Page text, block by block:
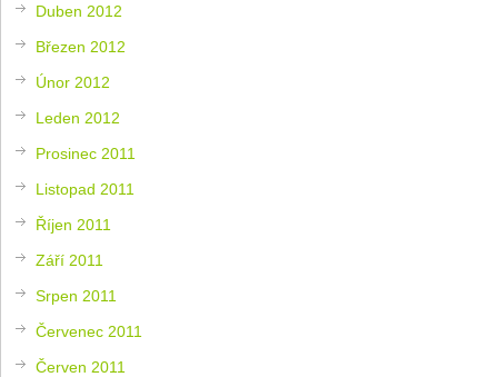
Duben 2012
Březen 2012
Únor 2012
Leden 2012
Prosinec 2011
Listopad 2011
Říjen 2011
Září 2011
Srpen 2011
Červenec 2011
Červen 2011